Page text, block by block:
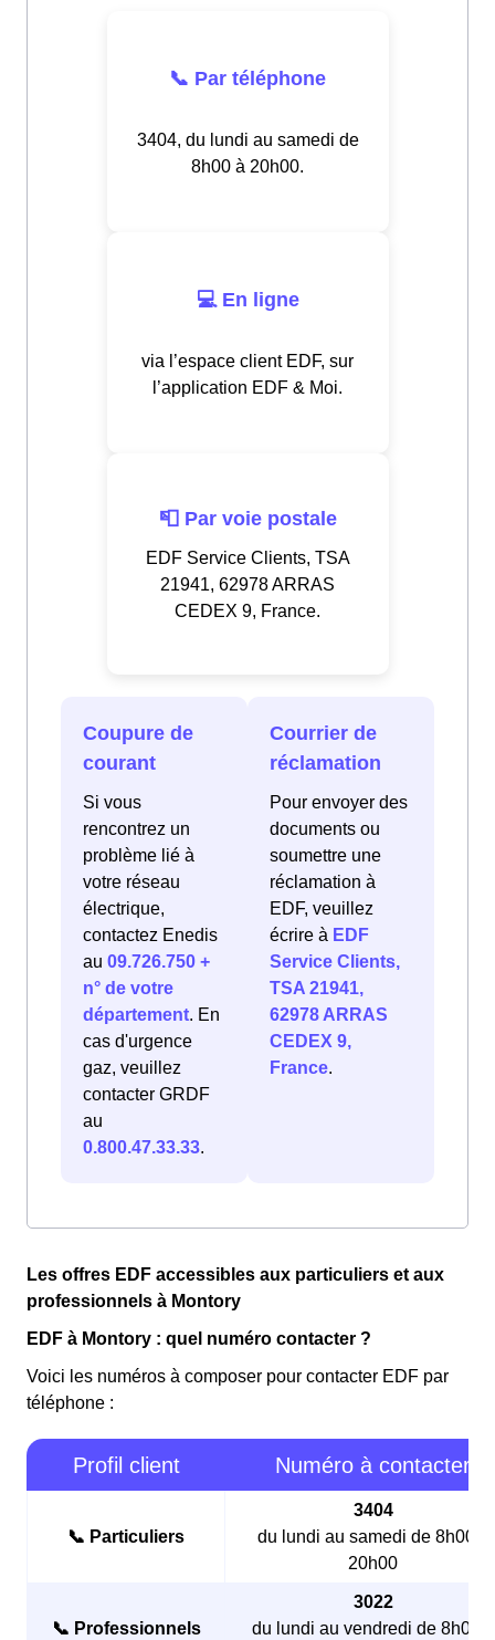
📞 Par téléphone
3404, du lundi au samedi de
8h00 à 20h00.
💻 En ligne
via l’espace client EDF, sur
l’application EDF & Moi.
📮 Par voie postale
EDF Service Clients, TSA
21941, 62978 ARRAS
CEDEX 9, France.
Coupure de
courant
Si vous
rencontrez un
problème lié à
votre réseau
électrique,
contactez Enedis
au 09.726.750 +
n° de votre
département. En
cas d'urgence
gaz, veuillez
contacter GRDF
au
0.800.47.33.33.
Courrier de
réclamation
Pour envoyer des
documents ou
soumettre une
réclamation à
EDF, veuillez
écrire à EDF
Service Clients,
TSA 21941,
62978 ARRAS
CEDEX 9,
France.
Les offres EDF accessibles aux particuliers et aux
professionnels à Montory
EDF à Montory : quel numéro contacter ?
Voici les numéros à composer pour contacter EDF par
téléphone :
Profil client Numéro à contacter
📞 Particuliers
3404
du lundi au samedi de 8h00 à
20h00
📞 Professionnels
3022
du lundi au vendredi de 8h00 à